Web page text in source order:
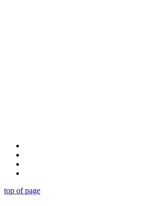
top of page